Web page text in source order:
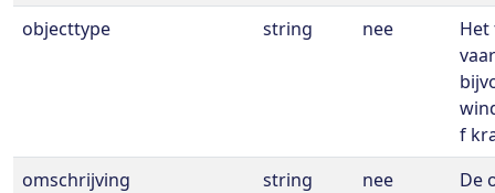
objecttype
string nee
Het
f
omschrijving
string nee
De